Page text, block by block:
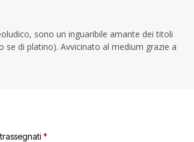
sono un inguaribile amante dei titoli
di platino). Avvicinato al medium grazie a
*